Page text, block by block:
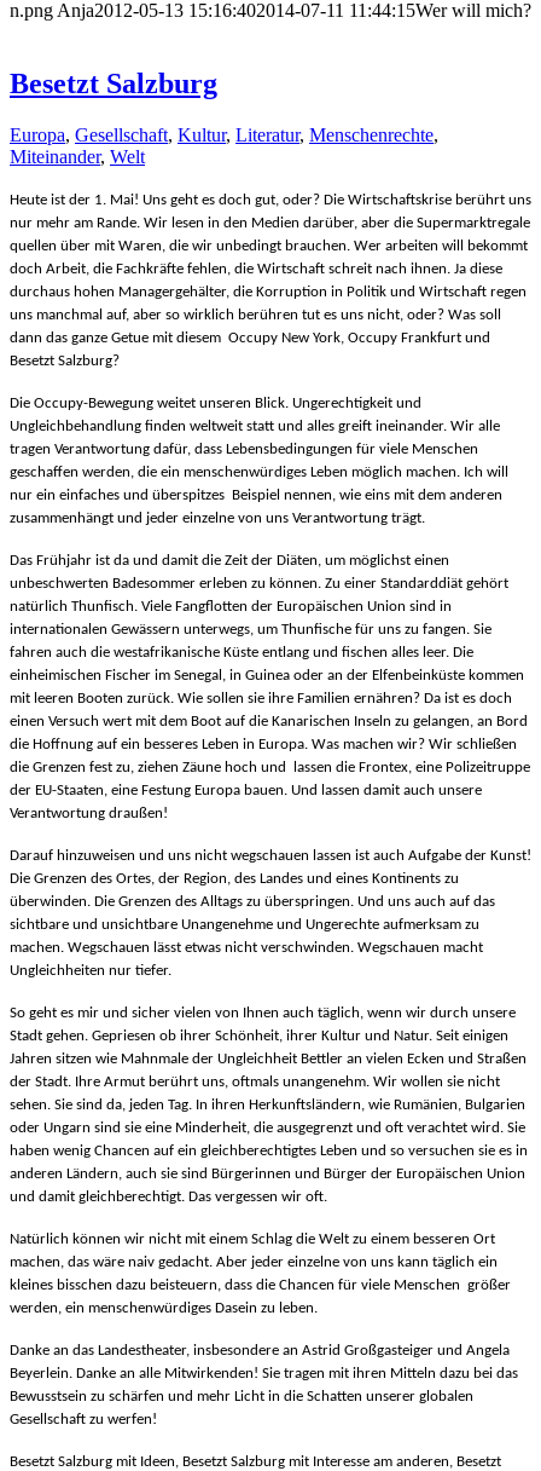
n.png Anja2012-05-13 15:16:402014-07-11 11:44:15Wer will mich?
Besetzt Salzburg
Europa, Gesellschaft, Kultur, Literatur, Menschenrechte,
Miteinander, Welt
Heute ist der 1. Mai! Uns geht es doch gut, oder? Die Wirtschaftskrise berührt uns
nur mehr am Rande. Wir lesen in den Medien darüber, aber die Supermarktregale
quellen über mit Waren, die wir unbedingt brauchen. Wer arbeiten will bekommt
doch Arbeit, die Fachkräfte fehlen, die Wirtschaft schreit nach ihnen. Ja diese
durchaus hohen Managergehälter, die Korruption in Politik und Wirtschaft regen
uns manchmal auf, aber so wirklich berühren tut es uns nicht, oder? Was soll
dann das ganze Getue mit diesem Occupy New York, Occupy Frankfurt und
Besetzt Salzburg?
Die Occupy-Bewegung weitet unseren Blick. Ungerechtigkeit und
Ungleichbehandlung finden weltweit statt und alles greift ineinander. Wir alle
tragen Verantwortung dafür, dass Lebensbedingungen für viele Menschen
geschaffen werden, die ein menschenwürdiges Leben möglich machen. Ich will
nur ein einfaches und überspitzes Beispiel nennen, wie eins mit dem anderen
zusammenhängt und jeder einzelne von uns Verantwortung trägt.
Das Frühjahr ist da und damit die Zeit der Diäten, um möglichst einen
unbeschwerten Badesommer erleben zu können. Zu einer Standarddiät gehört
natürlich Thunfisch. Viele Fangflotten der Europäischen Union sind in
internationalen Gewässern unterwegs, um Thunfische für uns zu fangen. Sie
fahren auch die westafrikanische Küste entlang und fischen alles leer. Die
einheimischen Fischer im Senegal, in Guinea oder an der Elfenbeinküste kommen
mit leeren Booten zurück. Wie sollen sie ihre Familien ernähren? Da ist es doch
einen Versuch wert mit dem Boot auf die Kanarischen Inseln zu gelangen, an Bord
die Hoffnung auf ein besseres Leben in Europa. Was machen wir? Wir schließen
die Grenzen fest zu, ziehen Zäune hoch und lassen die Frontex, eine Polizeitruppe
der EU-Staaten, eine Festung Europa bauen. Und lassen damit auch unsere
Verantwortung draußen!
Darauf hinzuweisen und uns nicht wegschauen lassen ist auch Aufgabe der Kunst!
Die Grenzen des Ortes, der Region, des Landes und eines Kontinents zu
überwinden. Die Grenzen des Alltags zu überspringen. Und uns auch auf das
sichtbare und unsichtbare Unangenehme und Ungerechte aufmerksam zu
machen. Wegschauen lässt etwas nicht verschwinden. Wegschauen macht
Ungleichheiten nur tiefer.
So geht es mir und sicher vielen von Ihnen auch täglich, wenn wir durch unsere
Stadt gehen. Gepriesen ob ihrer Schönheit, ihrer Kultur und Natur. Seit einigen
Jahren sitzen wie Mahnmale der Ungleichheit Bettler an vielen Ecken und Straßen
der Stadt. Ihre Armut berührt uns, oftmals unangenehm. Wir wollen sie nicht
sehen. Sie sind da, jeden Tag. In ihren Herkunftsländern, wie Rumänien, Bulgarien
oder Ungarn sind sie eine Minderheit, die ausgegrenzt und oft verachtet wird. Sie
haben wenig Chancen auf ein gleichberechtigtes Leben und so versuchen sie es in
anderen Ländern, auch sie sind Bürgerinnen und Bürger der Europäischen Union
und damit gleichberechtigt. Das vergessen wir oft.
Natürlich können wir nicht mit einem Schlag die Welt zu einem besseren Ort
machen, das wäre naiv gedacht. Aber jeder einzelne von uns kann täglich ein
kleines bisschen dazu beisteuern, dass die Chancen für viele Menschen größer
werden, ein menschenwürdiges Dasein zu leben.
Danke an das Landestheater, insbesondere an Astrid Großgasteiger und Angela
Beyerlein. Danke an alle Mitwirkenden! Sie tragen mit ihren Mitteln dazu bei das
Bewusstsein zu schärfen und mehr Licht in die Schatten unserer globalen
Gesellschaft zu werfen!
Besetzt Salzburg mit Ideen, Besetzt Salzburg mit Interesse am anderen, Besetzt